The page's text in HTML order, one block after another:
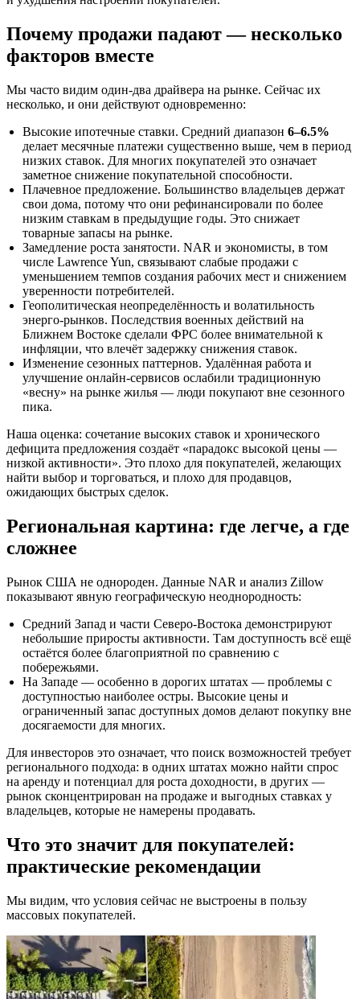
Почему продажи падают — несколько
факторов вместе
Мы часто видим один-два драйвера на рынке. Сейчас их
несколько, и они действуют одновременно:
Высокие ипотечные ставки. Средний диапазон 6–6.5%
делает месячные платежи существенно выше, чем в период
низких ставок. Для многих покупателей это означает
заметное снижение покупательной способности.
Плачевное предложение. Большинство владельцев держат
свои дома, потому что они рефинансировали по более
низким ставкам в предыдущие годы. Это снижает
товарные запасы на рынке.
Замедление роста занятости. NAR и экономисты, в том
числе Lawrence Yun, связывают слабые продажи с
уменьшением темпов создания рабочих мест и снижением
уверенности потребителей.
Геополитическая неопределённость и волатильность
энерго‑рынков. Последствия военных действий на
Ближнем Востоке сделали ФРС более внимательной к
инфляции, что влечёт задержку снижения ставок.
Изменение сезонных паттернов. Удалённая работа и
улучшение онлайн‑сервисов ослабили традиционную
«весну» на рынке жилья — люди покупают вне сезонного
пика.
Наша оценка: сочетание высоких ставок и хронического
дефицита предложения создаёт «парадокс высокой цены —
низкой активности». Это плохо для покупателей, желающих
найти выбор и торговаться, и плохо для продавцов,
ожидающих быстрых сделок.
Региональная картина: где легче, а где
сложнее
Рынок США не однороден. Данные NAR и анализ Zillow
показывают явную географическую неоднородность:
Средний Запад и части Северо‑Востока демонстрируют
небольшие приросты активности. Там доступность всё ещё
остаётся более благоприятной по сравнению с
побережьями.
На Западе — особенно в дорогих штатах — проблемы с
доступностью наиболее остры. Высокие цены и
ограниченный запас доступных домов делают покупку вне
досягаемости для многих.
Для инвесторов это означает, что поиск возможностей требует
регионального подхода: в одних штатах можно найти спрос
на аренду и потенциал для роста доходности, в других —
рынок сконцентрирован на продаже и выгодных ставках у
владельцев, которые не намерены продавать.
Что это значит для покупателей:
практические рекомендации
Мы видим, что условия сейчас не выстроены в пользу
массовых покупателей.